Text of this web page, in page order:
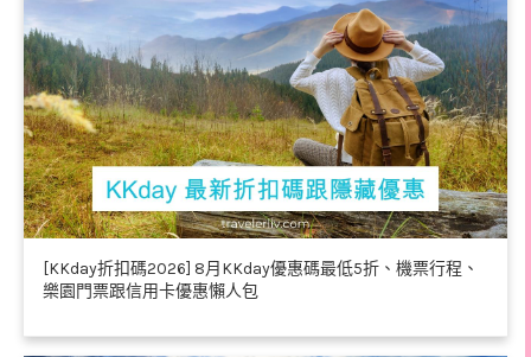
[KKday折扣碼2026] 8月KKday優惠碼最低5折、機票行程、
樂園門票跟信用卡優惠懶人包